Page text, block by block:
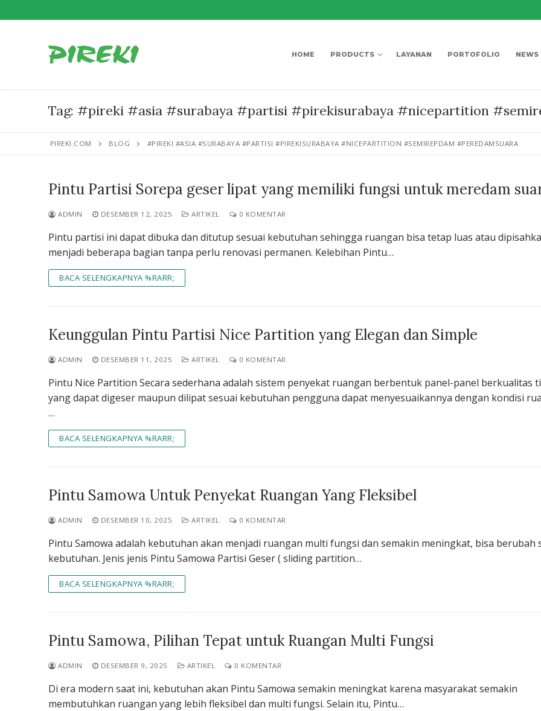
ke
HOME PRODUCTS LAYANAN PORTOFOLIO NEWS
Tag: #pireki #asia #surabaya #partisi #pirekisurabaya #nicepartition
PIREKI.COM BLOG #PIREKI #ASIA #SURABAYA #PARTISI #PIREKISURABAYA #NICEPARTITION #SEMIREPDAM #PEREDAMSUARA
Pintu Partisi Sorepa geser lipat yang memiliki fungsi untuk meredam
ADMIN DESEMBER 12, 2025 ARTIKEL 0 KOMENTAR
Pintu partisi ini dapat dibuka dan ditutup sesuai kebutuhan sehingga ruangan bisa tetap luas atau
menjadi beberapa bagian tanpa perlu renovasi permanen. Kelebihan Pintu…
BACA SELENGKAPNYA %RARR;
Keunggulan Pintu Partisi Nice Partition yang Elegan dan Simple
ADMIN DESEMBER 11, 2025 ARTIKEL 0 KOMENTAR
Pintu Nice Partition Secara sederhana adalah sistem penyekat ruangan berbentuk panel-panel berkualitas
yang dapat digeser maupun dilipat sesuai kebutuhan pengguna dapat menyesuaikannya dengan kondisi
…
BACA SELENGKAPNYA %RARR;
Pintu Samowa Untuk Penyekat Ruangan Yang Fleksibel
ADMIN DESEMBER 10, 2025 ARTIKEL 0 KOMENTAR
Pintu Samowa adalah kebutuhan akan menjadi ruangan multi fungsi dan semakin meningkat, bisa berubah
kebutuhan. Jenis jenis Pintu Samowa Partisi Geser ( sliding partition…
BACA SELENGKAPNYA %RARR;
Pintu Samowa, Pilihan Tepat untuk Ruangan Multi Fungsi
ADMIN DESEMBER 9, 2025 ARTIKEL 0 KOMENTAR
Di era modern saat ini, kebutuhan akan Pintu Samowa semakin meningkat karena masyarakat semakin
membutuhkan ruangan yang lebih fleksibel dan multi fungsi. Selain itu, Pintu…